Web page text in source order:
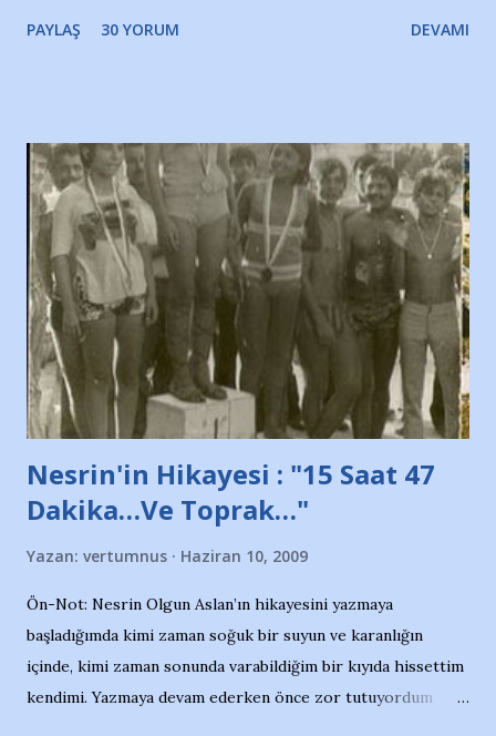
irkildim.. "Bursasporlu taraftarlar, İstanbul takımlarının
ve ürünlerini Bursa şehrinde görmek istemediklerini bir
protesto eylemiyle açıkladıklarını bildiriyordu.. Bu grup
adına açıklama yapan şahsı muhterem(!) ''Açık ve net olarak
söylüyoruz. Bu son uyarımızdır. Bunun yanısıra, bu takımlara
ait tanıtıcı ilanların asılmasına izin veren Bursa Büyükşehir
Belediyesi ile mağazaların bulunduğu alışveriş merkezlerini
de kınıyoruz'' diye de eklemiş .. Blogumuzda okuduğum bu
yazının hemen ardından bu habe...
PAYLAŞ 30 YORUM DEVAMI
Nesrin'in Hikayesi : "15 Saat 47
Dakika…Ve Toprak…"
Yazan: vertumnus Haziran 10, 2009
Ön-Not: Nesrin Olgun Aslan’ın hikayesini yazmaya
başladığımda kimi zaman soğuk bir suyun ve karanlığın
içinde, kimi zaman sonunda varabildiğim bir kıyıda hissettim
kendimi. Yazmaya devam ederken önce zor tutuyordum